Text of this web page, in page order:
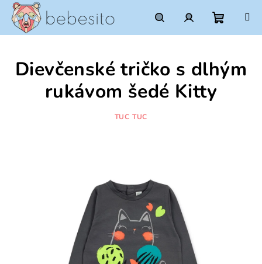
Prejsť
obsah
HľadaťPrihlásenie
košík
Dievčenské tričko s dlhým
rukávom šedé Kitty
TUC TUC